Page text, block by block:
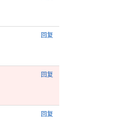
回复
回复
回复